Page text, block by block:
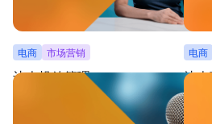
电商 市场营销
达人投放管理
按投放渠道、形式、档期、对接人等多个维度进
投放管理，帮助高效对比及监管数据
电商
达
一览